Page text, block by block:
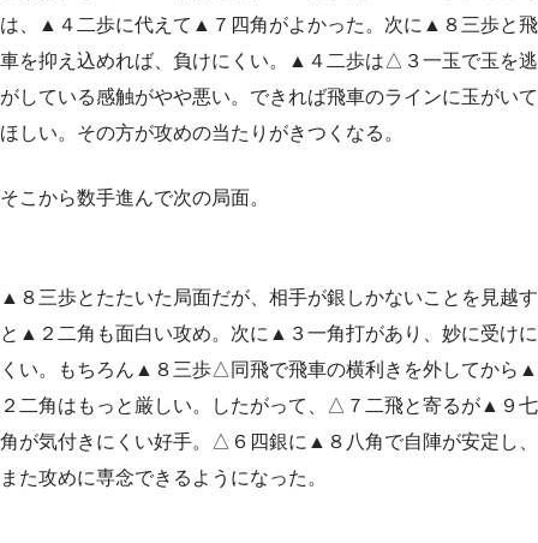
は、▲４二歩に代えて▲７四角がよかった。次に▲８三歩と飛
車を抑え込めれば、負けにくい。▲４二歩は△３一玉で玉を逃
がしている感触がやや悪い。できれば飛車のラインに玉がいて
ほしい。その方が攻めの当たりがきつくなる。
そこから数手進んで次の局面。
▲８三歩とたたいた局面だが、相手が銀しかないことを見越す
と▲２二角も面白い攻め。次に▲３一角打があり、妙に受けに
くい。もちろん▲８三歩△同飛で飛車の横利きを外してから▲
２二角はもっと厳しい。したがって、△７二飛と寄るが▲９七
角が気付きにくい好手。△６四銀に▲８八角で自陣が安定し、
また攻めに専念できるようになった。